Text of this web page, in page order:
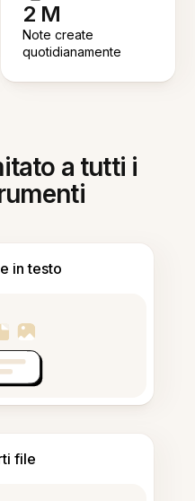
2 M
Note create
quotidianamente
a tutti i
in testo
file